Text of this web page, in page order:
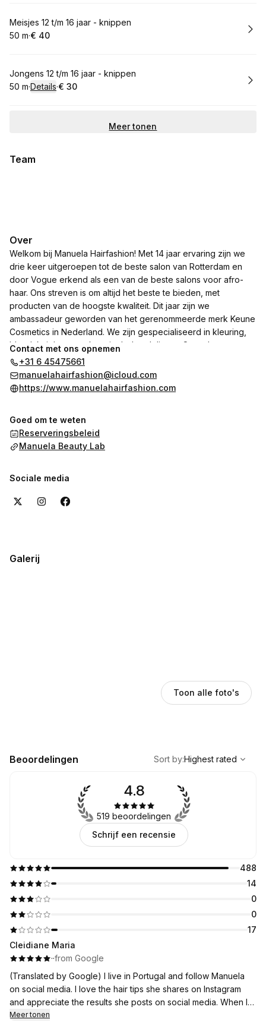
Boek
Meisjes 12 t/m 16 jaar - knippen
.Duur :
50 m·
.Prijs:
€ 40
Boek
Jongens 12 t/m 16 jaar - knippen
.Duur:
50 m·Details·
.Prijs:
€ 30
Meer tonen
Team
Over
Welkom bij Manuela Hairfashion! Met 14 jaar ervaring zijn we
drie keer uitgeroepen tot de beste salon van Rotterdam en
door Vogue erkend als een van de beste salons voor afro-
haar. Ons streven is om altijd het beste te bieden, met
producten van de hoogste kwaliteit. Dit jaar zijn we
ambassadeur geworden van het gerenommeerde merk Keune
Cosmetics in Nederland. We zijn gespecialiseerd in kleuring,
blond, knipbeurten, keratinebehandelingen,Smooth
Treatment, haarverzorging, barbering en harsen. Bezoek ons
op Marconiplein 22B, bij het metrostation, en ontdek ons werk.
Wij informeren u dat de behandeling voor islamitische
vrouwen uitsluitend op maandag plaatsvindt. Deze regeling is
met respect en zorg opgesteld om een besloten en
culturele en religieuze wensen.
uw afspraak.
Contact met ons opnemen
+31 6 45475661
manuelahairfashion@icloud.com
https://www.manuelahairfashion.com
Goed om te weten
Reserveringsbeleid
Manuela Beauty Lab
Sociale media
Galerij
Toon alle foto's
Beoordelingen
Highest rated
Sort by:Highest rated
488
14
0
0
17
4.8
519 beoordelingen
Schrijf een recensie
Cleidiane Maria
··from Google
(Translated by Google) I live in Portugal and follow Manuela
on social media. I love the hair tips she shares on Instagram
and appreciate the results she posts on social media. When I
visit the Netherlands, I will visit her salon.
Meer tonen